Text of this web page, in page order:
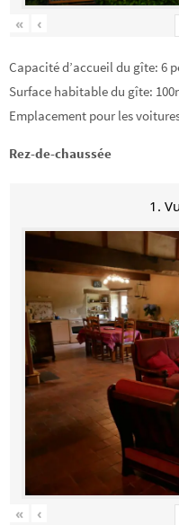
« ‹
Capacité d’accueil du gîte: 6
Surface habitable du gîte:
Emplacement pour les
Rez-de-chaussée
1.
« ‹